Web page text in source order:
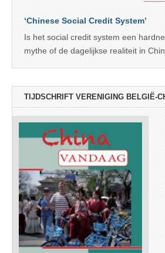
‘Chinese Social Credit System’
Is het social credit system een
mythe of de dagelijkse realiteit in
TIJDSCHRIFT VERENIGING BELGIË-